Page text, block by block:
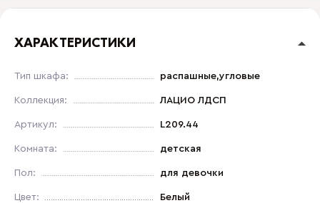
ХАРАКТЕРИСТИКИ
Тип шкафа: распашные,угловые
Коллекция: ЛАЦИО ЛДСП
Артикул: L209.44
Комната: детская
Пол: для девочки
Цвет: Белый